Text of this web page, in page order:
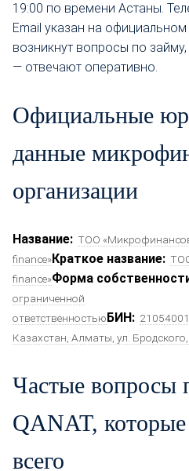
19:00 по времени Астаны.
Email указан на
возникнут вопросы по
— отвечают оперативно.
Официальные
данные
организации
Название: ТОО
finance»Краткое название:
finance»Форма
ограниченной
ответственностьюБИН:
Казахстан, Алматы, ул.
Частые вопросы
QANAT,
всего